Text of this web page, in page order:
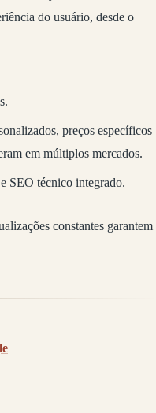
do usuário, desde o
preços específicos
em múltiplos mercados.
SEO técnico integrado.
constantes garantem